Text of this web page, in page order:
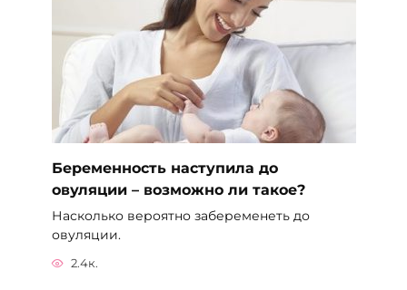
Беременность наступила до
овуляции – возможно ли такое?
Насколько вероятно забеременеть до
овуляции.
2.4к.